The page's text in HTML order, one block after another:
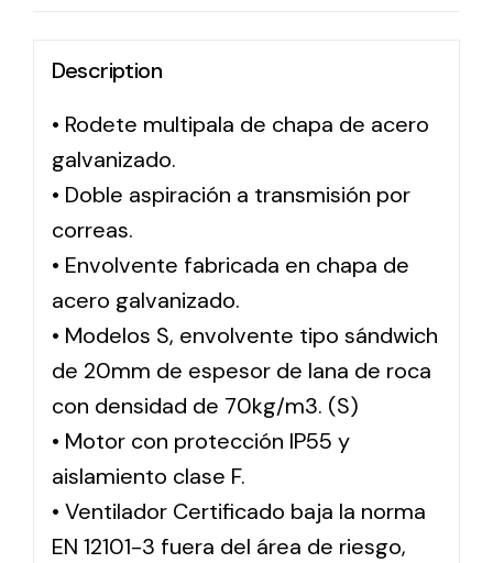
Description
• Rodete multipala de chapa de acero
galvanizado.
• Doble aspiración a transmisión por
correas.
• Envolvente fabricada en chapa de
acero galvanizado.
• Modelos S, envolvente tipo sándwich
de 20mm de espesor de lana de roca
con densidad de 70kg/m3. (S)
• Motor con protección IP55 y
aislamiento clase F.
• Ventilador Certificado baja la norma
EN 12101-3 fuera del área de riesgo,